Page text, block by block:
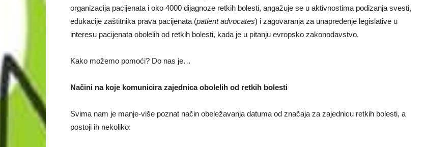
organizacija pacijenata i oko 4000 dijagnoze retkih bolesti, angažuje se u aktivnostima podizanja svesti,
edukacije zaštitnika prava pacijenata (patient advocates) i zagovaranja za unapređenje legislative u
interesu pacijenata obolelih od retkih bolesti, kada je u pitanju evropsko zakonodavstvo.
Kako možemo pomoći? Do nas je…
Načini na koje komunicira zajednica obolelih od retkih bolesti
Svima nam je manje-više poznat način obeležavanja datuma od značaja za zajednicu retkih bolesti, a
postoji ih nekoliko: